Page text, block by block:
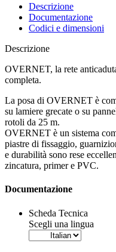
Descrizione
Documentazione
Codici e dimensioni
Descrizione
OVERNET, la rete
completa.
La posa di OVERNET è
su lamiere grecate o su
rotoli da 25 m.
OVERNET è un sistema
piastre di fissaggio,
e durabilità sono rese
zincatura, primer e PVC.
Documentazione
Scheda Tecnica
Scegli una lingua